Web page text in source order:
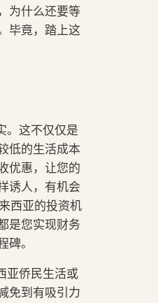
为什么还要等
毕竟，踏上这
。这不仅仅是
低的生活成本
优惠，让您的
诱人，有机会
西亚的投资机
是您实现财务
。
亚侨民生活或
免到有吸引力